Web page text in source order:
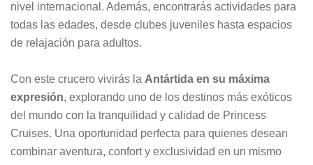
nivel internacional. Además, encontrarás actividades para
todas las edades, desde clubes juveniles hasta espacios
de relajación para adultos.
Con este crucero vivirás la Antártida en su máxima
expresión, explorando uno de los destinos más exóticos
del mundo con la tranquilidad y calidad de Princess
Cruises. Una oportunidad perfecta para quienes desean
combinar aventura, confort y exclusividad en un mismo